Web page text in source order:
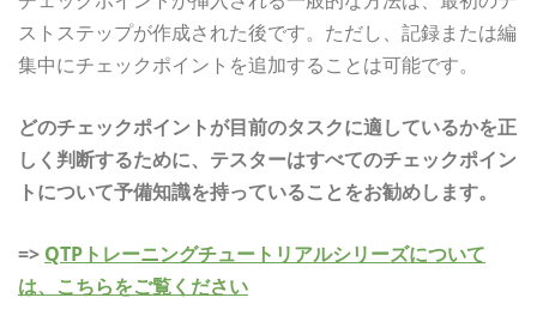
ストステップが作成された後です。ただし、記録または編
集中にチェックポイントを追加することは可能です。
どのチェックポイントが目前のタスクに適しているかを正
しく判断するために、テスターはすべてのチェックポイン
トについて予備知識を持っていることをお勧めします。
=> QTPトレーニングチュートリアルシリーズについて
は、こちらをご覧ください